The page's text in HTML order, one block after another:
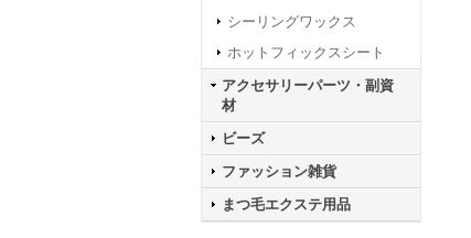
シーリングワックス
ホットフィックスシート
アクセサリーパーツ・副資
材
ビーズ
ファッション雑貨
まつ毛エクステ用品